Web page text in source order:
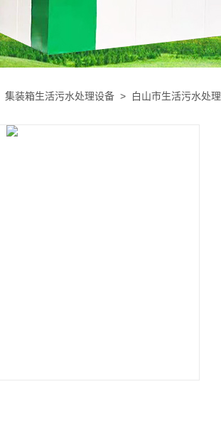
集装箱生活污水处理设备 > 白山市生活污水处